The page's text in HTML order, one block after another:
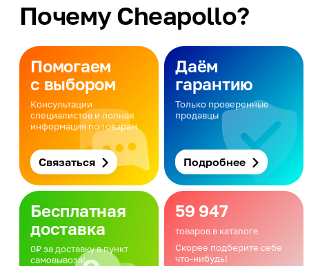
Почему Cheapollo?
Помогаем
с выбором
Консультации
специалистов и полная
информация по товарам
Связаться
Даём
гарантию
Только проверенные
продавцы
Подробнее
Бесплатная
доставка
0₽ за доставку в пункт
самовывоза!
59 947
товаров в каталоге
Скорее подберите себе
что-нибудь!